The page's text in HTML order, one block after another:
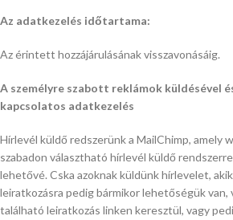
Az adatkezelés időtartama:
Az érintett hozzájárulásának visszavonásáig.
A személyre szabott reklámok küldésével
kapcsolatos adatkezelés
Hírlevél küldő redszerünk a MailChimp, amely
szabadon választható hírlevél küldő
lehetővé. Cska azoknak küldünk hírlevelet,
leiratkozásra pedig bármikor lehetőségük van,
található leiratkozás linken keresztül, vagy